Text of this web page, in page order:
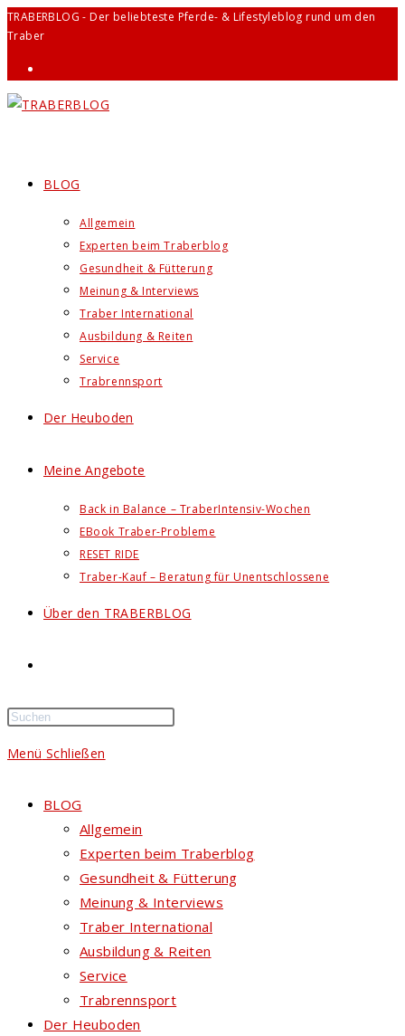
Zum
Inhalt
springen
TRABERBLOG - Der beliebteste Pferde- & Lifestyleblog rund um den
Traber
BLOG
Allgemein
Experten beim Traberblog
Gesundheit & Fütterung
Meinung & Interviews
Traber International
Ausbildung & Reiten
Service
Trabrennsport
Der Heuboden
Meine Angebote
Back in Balance – TraberIntensiv-Wochen
EBook Traber-Probleme
RESET RIDE
Traber-Kauf – Beratung für Unentschlossene
Über den TRABERBLOG
Suche
Menü Schließen
BLOG
Allgemein
Experten beim Traberblog
Gesundheit & Fütterung
Meinung & Interviews
Traber International
Ausbildung & Reiten
Service
Trabrennsport
Der Heuboden